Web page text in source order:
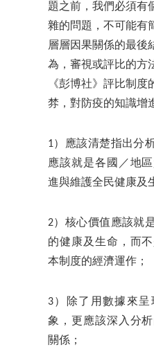
題之前，我們必須有
雜的問題，不可能有
層層因果關係的最後
為，審視或評比的方
《彭博社》評比制
棼，對防疫的知識增
1）應該清楚指出分
應該就是各國／地
進與維護全民健康及
2）核心價值應該就
的健康及生命，而
本制度的經濟運作；
3）除了用數據來
象，更應該深入分
關係；